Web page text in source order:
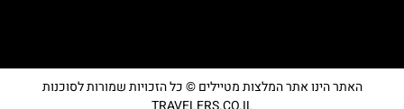
האתר הינו אתר המלצות מטיילים © כל הזכויות שמורות לסוכנות